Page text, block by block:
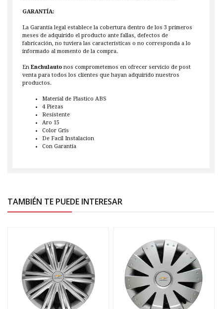
GARANTÍA:
La Garantía legal establece la cobertura dentro de los 3 primeros
meses de adquirido el producto ante fallas, defectos de
fabricación, no tuviera las características o no corresponda a lo
informado al momento de la compra.
En Enchulauto nos comprometemos en ofrecer servicio de post
venta para todos los clientes que hayan adquirido nuestros
productos.
Material de Plastico ABS
4 Piezas
Resistente
Aro 15
Color Gris
De Facil Instalacion
Con Garantia
TAMBIÉN TE PUEDE INTERESAR